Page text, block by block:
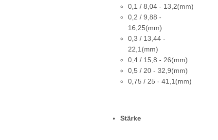
0,1 / 8,04 - 13,2(mm)
0,2 / 9,88 -
16,25(mm)
0,3 / 13,44 -
22,1(mm)
0,4 / 15,8 - 26(mm)
0,5 / 20 - 32,9(mm)
0,75 / 25 - 41,1(mm)
Stärke